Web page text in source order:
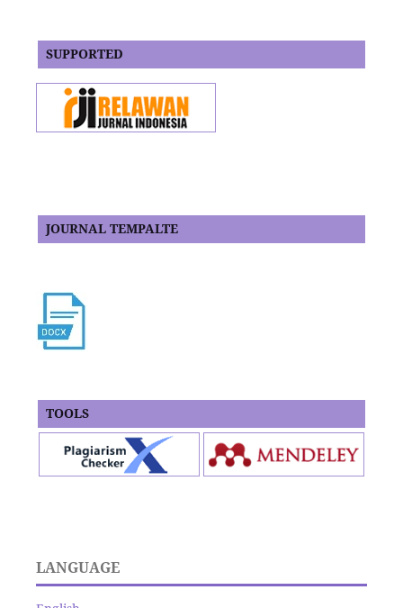
SUPPORTED
JOURNAL TEMPALTE
TOOLS
LANGUAGE